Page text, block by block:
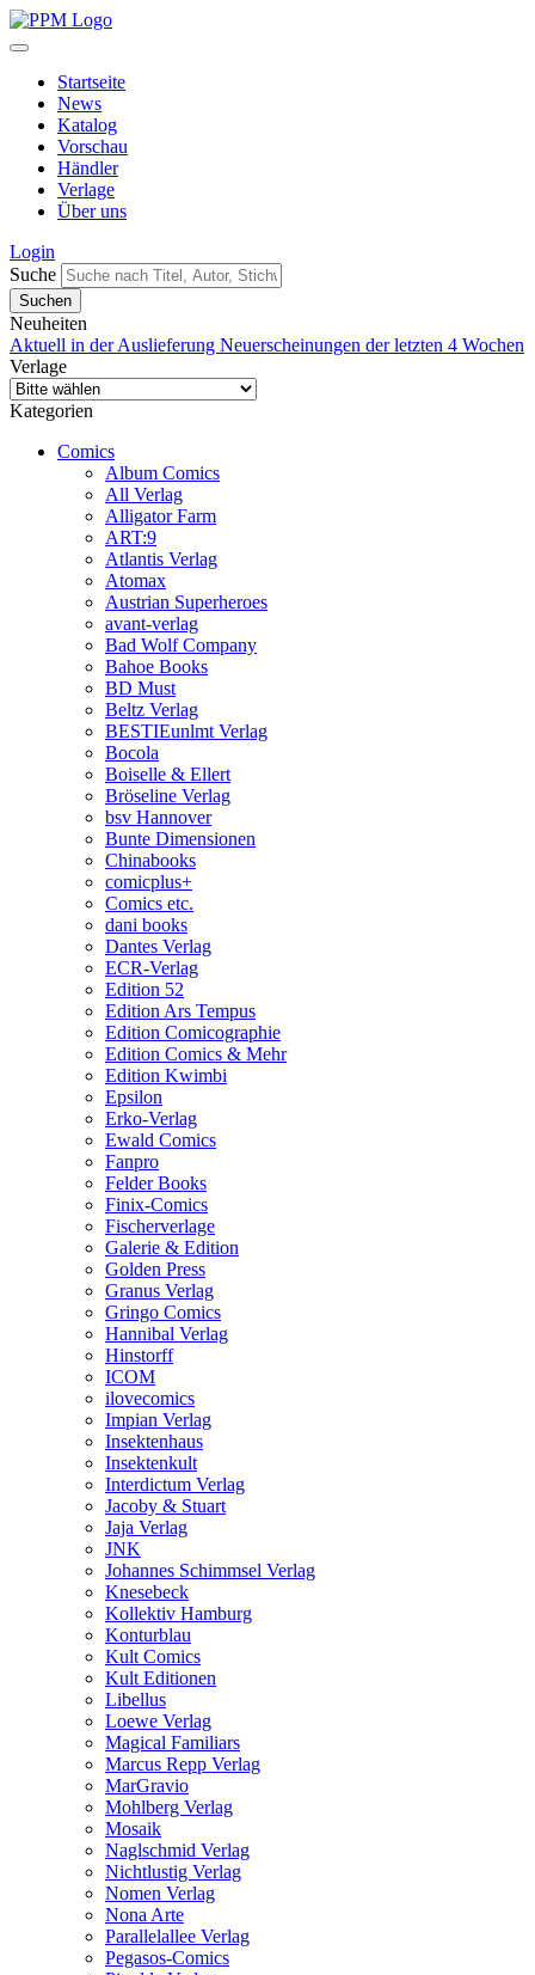
Startseite
News
Katalog
Vorschau
Händler
Verlage
Über uns
Login
Suche
Neuheiten
Aktuell in der Auslieferung Neuerscheinungen der letzten 4 Wochen
Verlage
Kategorien
Comics
Album Comics
All Verlag
Alligator Farm
ART:9
Atlantis Verlag
Atomax
Austrian Superheroes
avant-verlag
Bad Wolf Company
Bahoe Books
BD Must
Beltz Verlag
BESTIEunlmt Verlag
Bocola
Boiselle & Ellert
Bröseline Verlag
bsv Hannover
Bunte Dimensionen
Chinabooks
comicplus+
Comics etc.
dani books
Dantes Verlag
ECR-Verlag
Edition 52
Edition Ars Tempus
Edition Comicographie
Edition Comics & Mehr
Edition Kwimbi
Epsilon
Erko-Verlag
Ewald Comics
Fanpro
Felder Books
Finix-Comics
Fischerverlage
Galerie & Edition
Golden Press
Granus Verlag
Gringo Comics
Hannibal Verlag
Hinstorff
ICOM
ilovecomics
Impian Verlag
Insektenhaus
Insektenkult
Interdictum Verlag
Jacoby & Stuart
Jaja Verlag
JNK
Johannes Schimmsel Verlag
Knesebeck
Kollektiv Hamburg
Konturblau
Kult Comics
Kult Editionen
Libellus
Loewe Verlag
Magical Familiars
Marcus Repp Verlag
MarGravio
Mohlberg Verlag
Mosaik
Naglschmid Verlag
Nichtlustig Verlag
Nomen Verlag
Nona Arte
Parallelallee Verlag
Pegasos-Comics